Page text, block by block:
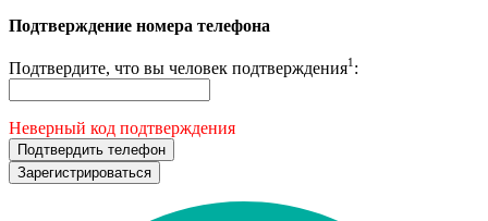
Подтверждение номера телефона
Подтвердите, что вы человек подтверждения1 :
Неверный код подтверждения
Подтвердить телефон
Зарегистрироваться